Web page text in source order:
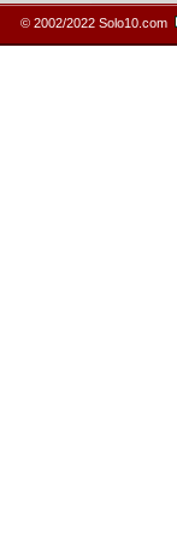
© 2002/2022 Solo10.com